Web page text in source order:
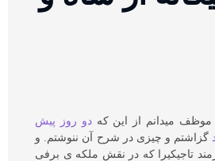
موظف میدانم از این کهدو روز پیش
گزاشتم و چیزی در شرح آن ننوشتم. و
تاجیکیرا که در نقش ملکه ی برفی